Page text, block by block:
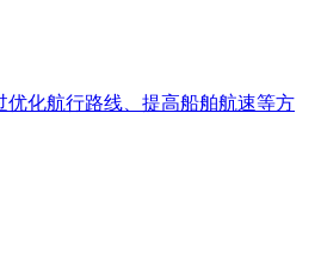
优化航行路线、提高船舶航速等方